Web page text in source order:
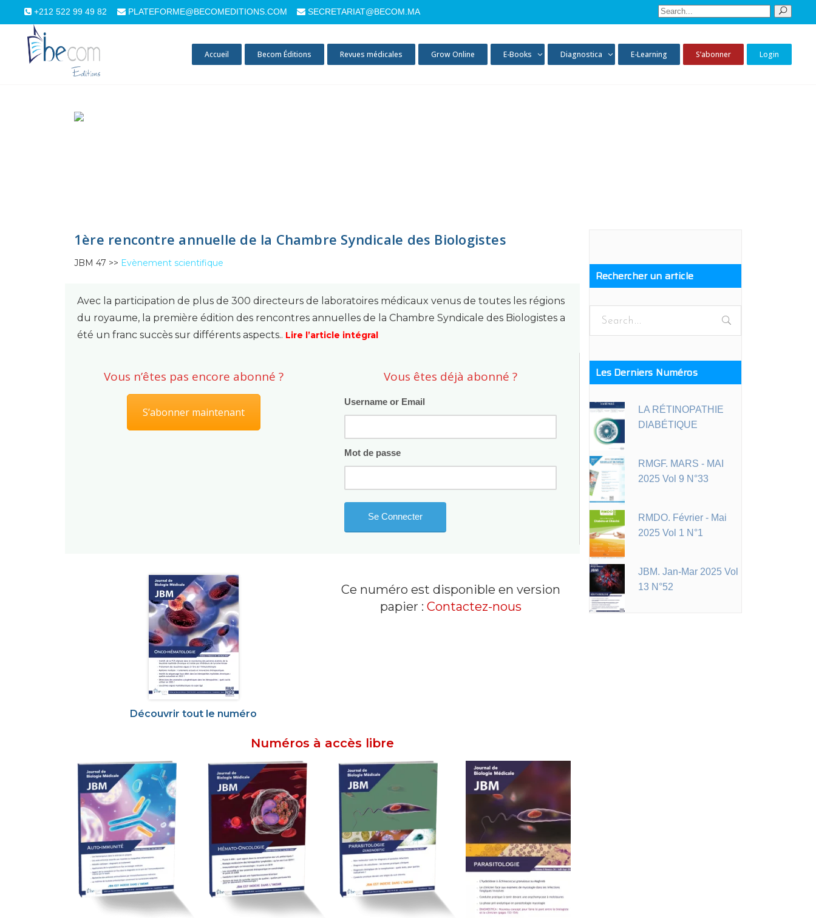
+212 522 99 49 82 PLATEFORME@BECOMEDITIONS.COM SECRETARIAT@BECOM.MA
Accueil Becom Éditions Revues médicales Grow Online E-Books Diagnostica E-Learning S’abonner Login
1ère rencontre annuelle de la Chambre Syndicale des Biologistes
JBM 47 >> Evènement scientifique
Avec la participation de plus de 300 directeurs de laboratoires médicaux venus de toutes les régions
du royaume, la première édition des rencontres annuelles de la Chambre Syndicale des Biologistes a
été un franc succès sur différents aspects.. Lire l’article intégral
Vous n’êtes pas encore abonné ?
S’abonner maintenant
Vous êtes déjà abonné ?
Username or Email
Mot de passe
Découvrir tout le numéro
Ce numéro est disponible en version
papier :Contactez-nous
Numéros à accès libre
Rechercher un article
Search
Les Derniers Numéros
LA RÉTINOPATHIE
DIABÉTIQUE
RMGF. MARS - MAI
2025 Vol 9 N°33
RMDO. Février - Mai
2025 Vol 1 N°1
JBM. Jan-Mar 2025 Vol
13 N°52